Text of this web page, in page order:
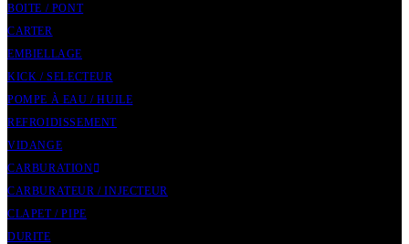
BOITE / PONT
CARTER
EMBIELLAGE
KICK / SELECTEUR
POMPE À EAU / HUILE
REFROIDISSEMENT
VIDANGE
CARBURATION
CARBURATEUR / INJECTEUR
CLAPET / PIPE
DURITE